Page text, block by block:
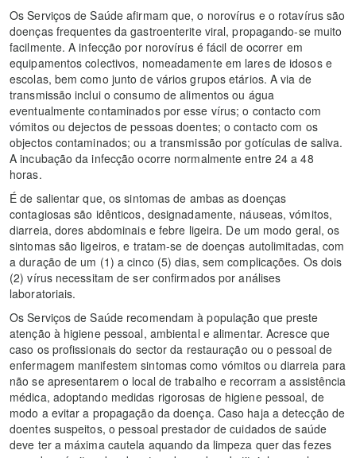
Os Serviços de Saúde afirmam que, o norovírus e o rotavírus são
doenças frequentes da gastroenterite viral, propagando-se muito
facilmente. A infecção por norovírus é fácil de ocorrer em
equipamentos colectivos, nomeadamente em lares de idosos e
escolas, bem como junto de vários grupos etários. A via de
transmissão inclui o consumo de alimentos ou água
eventualmente contaminados por esse vírus; o contacto com
vómitos ou dejectos de pessoas doentes; o contacto com os
objectos contaminados; ou a transmissão por gotículas de saliva.
A incubação da infecção ocorre normalmente entre 24 a 48
horas.
É de salientar que, os sintomas de ambas as doenças
contagiosas são idênticos, designadamente, náuseas, vómitos,
diarreia, dores abdominais e febre ligeira. De um modo geral, os
sintomas são ligeiros, e tratam-se de doenças autolimitadas, com
a duração de um (1) a cinco (5) dias, sem complicações. Os dois
(2) vírus necessitam de ser confirmados por análises
laboratoriais.
Os Serviços de Saúde recomendam à população que preste
atenção à higiene pessoal, ambiental e alimentar. Acresce que
caso os profissionais do sector da restauração ou o pessoal de
enfermagem manifestem sintomas como vómitos ou diarreia para
não se apresentarem o local de trabalho e recorram a assistência
médica, adoptando medidas rigorosas de higiene pessoal, de
modo a evitar a propagação da doença. Caso haja a detecção de
doentes suspeitos, o pessoal prestador de cuidados de saúde
deve ter a máxima cautela aquando da limpeza quer das fezes